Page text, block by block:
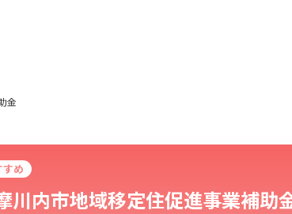
金
すめ
川内市地域移定住促進事業補助